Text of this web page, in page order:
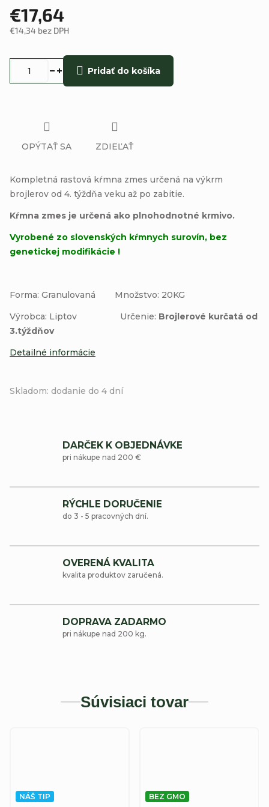
€17,64
€14,34 bez DPH
Skladom: dodanie do 4 dní
Pridať do košíka
Kompletná rastová kŕmna zmes určená na výkrm
brojlerov od 4. týždňa veku až po zabitie.
Kŕmna zmes je určená ako plnohodnotné krmivo.
Vyrobené zo slovenských kŕmnych surovín, bez
genetickej modifikácie !
Forma: Granulovaná Množstvo: 20KG
Výrobca: Liptov Určenie: Brojlerové kurčatá od
3.týždňov
Detailné informácie
OPÝTAŤ SA ZDIEĽAŤ
DARČEK K OBJEDNÁVKE
pri nákupe nad 200 €
RÝCHLE DORUČENIE
do 3 - 5 pracovných dní.
OVERENÁ KVALITA
kvalita produktov zaručená.
DOPRAVA ZADARMO
pri nákupe nad 200 kg.
Súvisiaci tovar
NÁŠ TIP BEZ GMO